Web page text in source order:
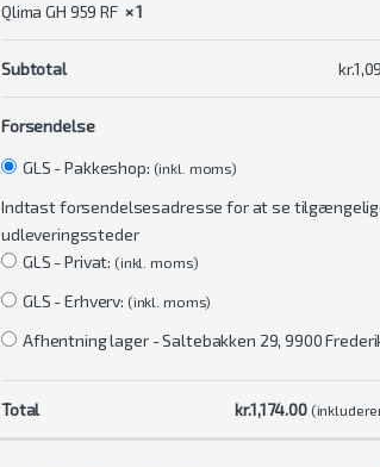
Qlima GH 959 RF × 1
Subtotal kr.
Forsendelse
GLS - Pakkeshop: (inkl. moms)
Indtast forsendelsesadresse for at se
udleveringssteder
GLS - Privat: (inkl. moms)
GLS - Erhverv: (inkl. moms)
Afhentning lager - Saltebakken 29, 9900
Total kr.1,174.00